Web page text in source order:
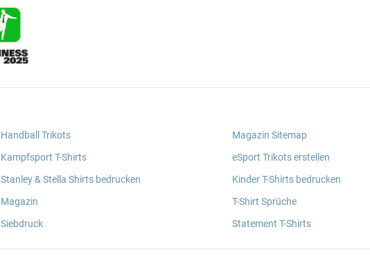
Handball Trikots
Kampfsport T-Shirts
Stanley & Stella Shirts bedrucken
Magazin
Siebdruck
Magazin Sitemap
eSport Trikots erstellen
Kinder T-Shirts bedrucken
T-Shirt Sprüche
Statement T-Shirts